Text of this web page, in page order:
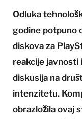
Odluka
godine potpuno
diskova za
reakcije javnosti
diskusija na
intenzitetu.
obrazložila ovaj